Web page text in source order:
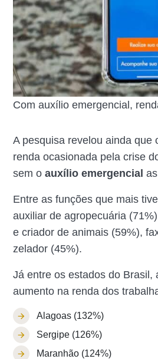
Com auxílio emergencial,
A pesquisa revelou ainda que
renda ocasionada pela crise
sem o auxílio emergencial
Entre as funções que mais
auxiliar de agropecuária
e criador de animais (59%),
zelador (45%).
Já entre os estados do Brasil,
aumento na renda dos
Alagoas (132%)
Sergipe (126%)
Maranhão (124%)